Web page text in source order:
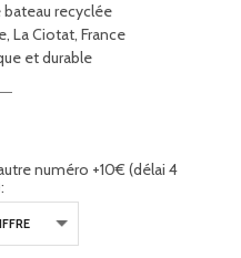
recyclée
La Ciotat, France
et durable
numéro +10€ (délai 4